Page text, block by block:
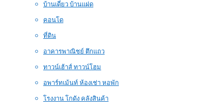
บ้านเดี่ยว บ้านแฝด
คอนโด
ที่ดิน
อาคารพาณิชย์ ตึกแถว
ทาวน์เฮ้าส์ ทาวน์โฮม
อพาร์ทเม้นท์ ห้องเช่า หอพัก
โรงงาน โกดัง คลังสินค้า